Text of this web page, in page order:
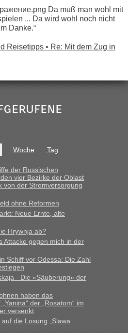
Da muß man wohl mit
... Da wird wohl noch nicht
Danke.“
Reisetipps • Re: Mit dem Zug in
hätte trotzdem im Text gleich
...
...
aber immer angezeigt "auf dieser
Reisetipps • Re: Mit dem Zug in
schreiben, daß es ein Zug von
deren Webseite kann man die
ist es die erste Umsteigefreie
• Re: Deklaration
Zoll
meiner Frau im Gepäck
Woche Tag
der Russischen
vier Bezirke der Oblast
von der Stromversorgung
ohne Reformen
Neue Ernte, alte
Hrywnja ab?
Attacke gegen mich in der
Schiff vor Odessa: Die Zahl
- Die «Säuberung» der
haben das
der „Rosatom“ im
versenkt
die Losung „Slawa